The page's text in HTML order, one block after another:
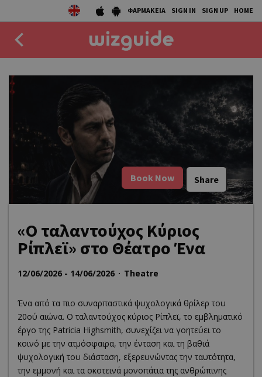
ΦΑΡΜΑΚΕΙΑ SIGN IN SIGN UP HOME
50 BEST
COLLECTIONS
NEWS
Book Now Share
«Ο ταλαντούχος Κύριος
Ρίπλεϊ» στο Θέατρο Ένα
12/06/2026 - 14/06/2026 Theatre
Ένα από τα πιο συναρπαστικά ψυχολογικά θρίλερ του
20ού αιώνα. Ο ταλαντούχος κύριος Ρίπλεϊ, το εμβληματικό
έργο της Patricia Highsmith, συνεχίζει να γοητεύει το
κοινό με την ατμόσφαιρα, την ένταση και τη βαθιά
ψυχολογική του διάσταση, εξερευνώντας την ταυτότητα,
την εμμονή και τα σκοτεινά μονοπάτια της ανθρώπινης